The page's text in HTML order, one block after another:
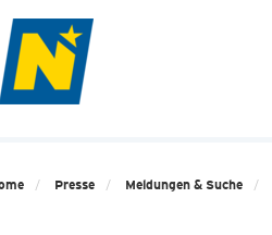
Presse Meldungen & Suche